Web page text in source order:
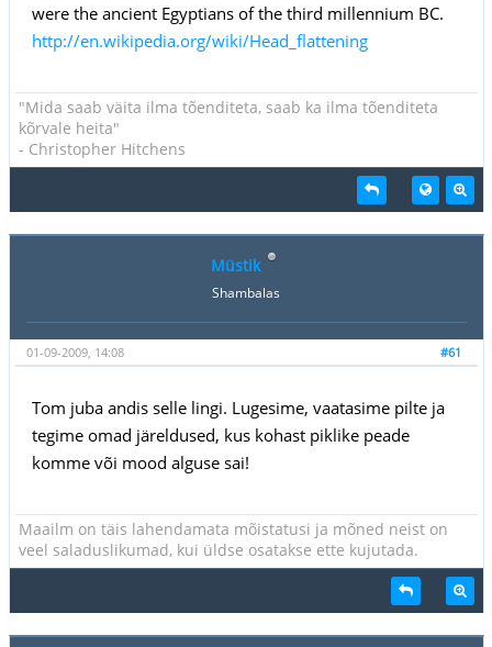
were the ancient Egyptians of the third millennium BC.
http://en.wikipedia.org/wiki/Head_flattening
"Mida saab väita ilma tõenditeta, saab ka ilma tõenditeta
kõrvale heita"
- Christopher Hitchens
Müstik
Shambalas
#61
01-09-2009, 14:08
Tom juba andis selle lingi. Lugesime, vaatasime pilte ja
tegime omad järeldused, kus kohast piklike peade
komme või mood alguse sai!
Maailm on täis lahendamata mõistatusi ja mõned neist on
veel saladuslikumad, kui üldse osatakse ette kujutada.